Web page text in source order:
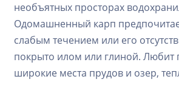
необъятных просторах
Одомашненный карп
слабым течением или его
покрыто илом или глиной. Любит
широкие места прудов и озер,